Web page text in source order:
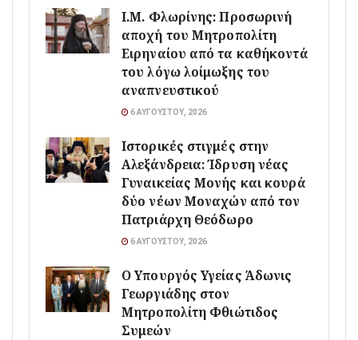
Ι.Μ. Φλωρίνης: Προσωρινή
αποχή του Μητροπολίτη
Ειρηναίου από τα καθήκοντά
του λόγω λοίμωξης του
αναπνευστικού
6 ΑΥΓΟΎΣΤΟΥ, 2026
Ιστορικές στιγμές στην
Αλεξάνδρεια: Ίδρυση νέας
Γυναικείας Μονής και κουρά
δύο νέων Μοναχών από τον
Πατριάρχη Θεόδωρο
6 ΑΥΓΟΎΣΤΟΥ, 2026
O Υπουργός Υγείας Άδωνις
Γεωργιάδης στον
Μητροπολίτη Φθιώτιδος
Συμεών